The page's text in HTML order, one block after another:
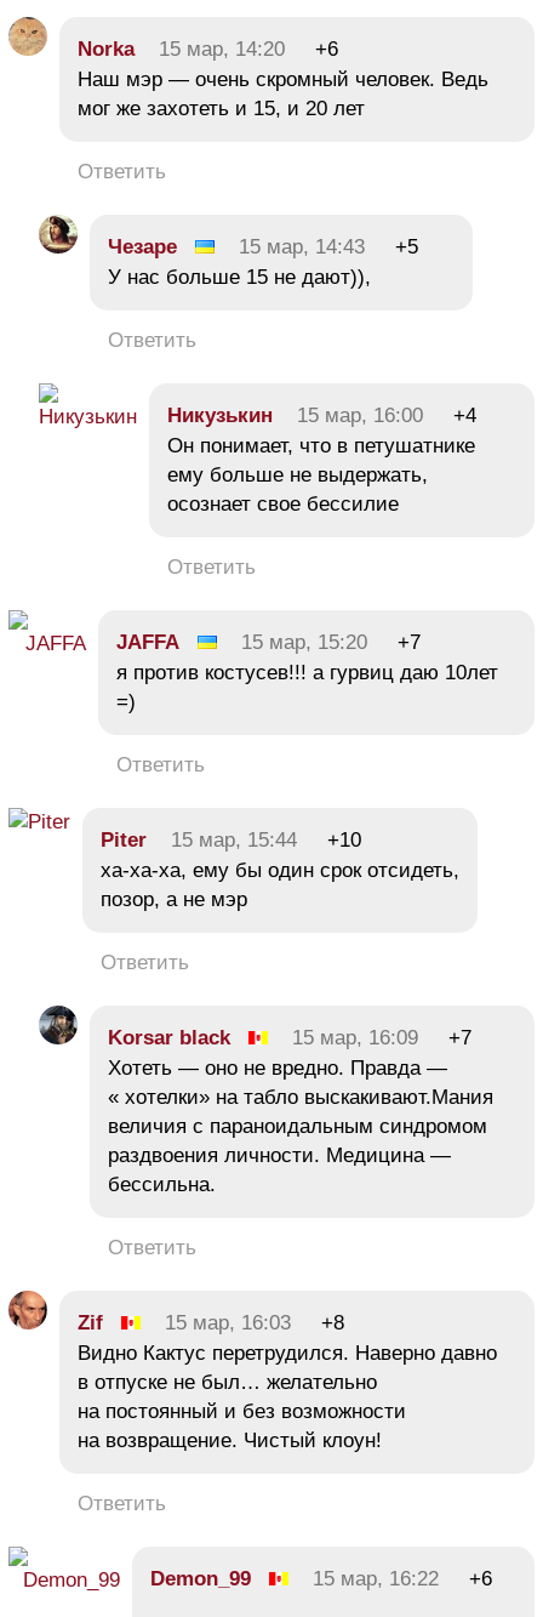
Norka 15 мар, 14:20
+6
Наш мэр — очень скромный человек. Ведь
мог же захотеть и 15, и 20 лет
Ответить
Чезаре 15 мар, 14:43
+5
У нас больше 15 не дают)),
Ответить
Никузькин 15 мар, 16:00
+4
Он понимает, что в петушатнике
ему больше не выдержать,
осознает свое бессилие
Ответить
JAFFA 15 мар, 15:20
+7
я против костусев!!! а гурвиц даю 10лет
=)
Ответить
Piter 15 мар, 15:44
+10
ха-ха-ха, ему бы один срок отсидеть,
позор, а не мэр
Ответить
Korsar black 15 мар, 16:09
+7
Хотеть — оно не вредно. Правда —
« хотелки» на табло выскакивают.Мания
величия с параноидальным синдромом
раздвоения личности. Медицина —
бессильна.
Ответить
Zif 15 мар, 16:03
+8
Видно Кактус перетрудился. Наверно давно
в отпуске не был… желательно
на постоянный и без возможности
на возвращение. Чистый клоун!
Ответить
Demon_99 15 мар, 16:22 +6